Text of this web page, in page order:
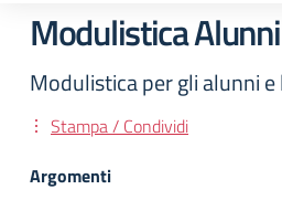
Modulistica
Modulistica per gli alunni
Stampa / Condividi
Argomenti